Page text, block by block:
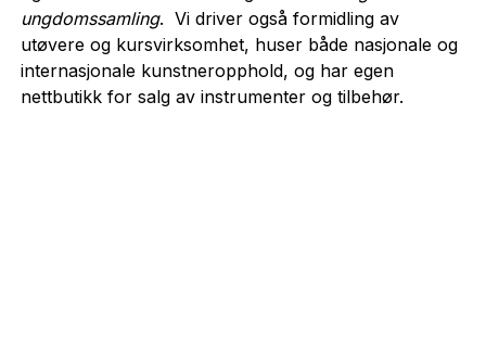
ungdomssamling. Vi driver også formidling av
utøvere og kursvirksomhet, huser både nasjonale og
internasjonale kunstneropphold, og har egen
nettbutikk for salg av instrumenter og tilbehør.